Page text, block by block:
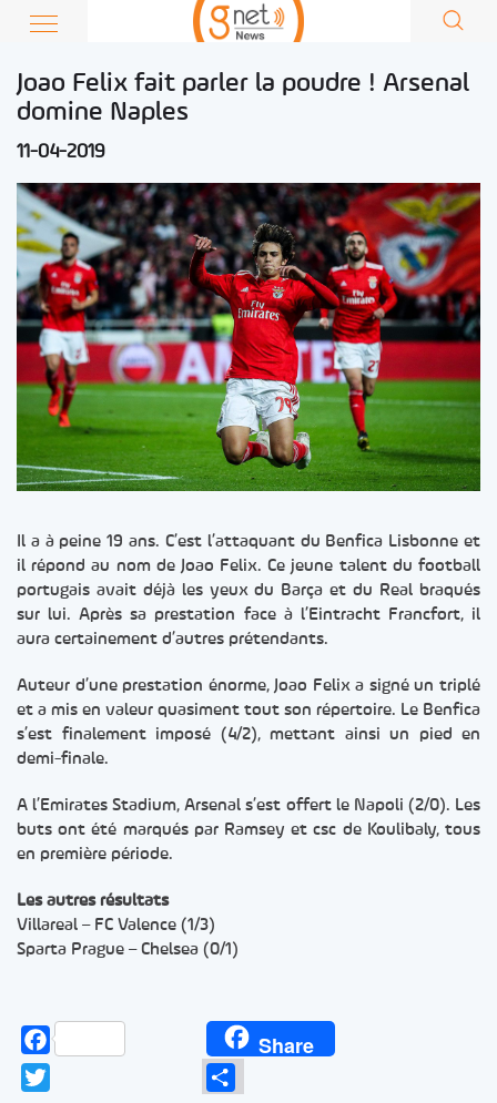
Joao Felix fait parler la poudre ! Arsenal
domine Naples
11-04-2019
Il a à peine 19 ans. C’est l’attaquant du Benfica Lisbonne et
il répond au nom de Joao Felix. Ce jeune talent du football
portugais avait déjà les yeux du Barça et du Real braqués
sur lui. Après sa prestation face à l’Eintracht Francfort, il
aura certainement d’autres prétendants.
Auteur d’une prestation énorme, Joao Felix a signé un triplé
et a mis en valeur quasiment tout son répertoire. Le Benfica
s’est finalement imposé (4/2), mettant ainsi un pied en
demi-finale.
A l’Emirates Stadium, Arsenal s’est offert le Napoli (2/0). Les
buts ont été marqués par Ramsey et csc de Koulibaly, tous
en première période.
Les autres résultats
Villareal – FC Valence (1/3)
Sparta Prague – Chelsea (0/1)
Facebook Share
Partager